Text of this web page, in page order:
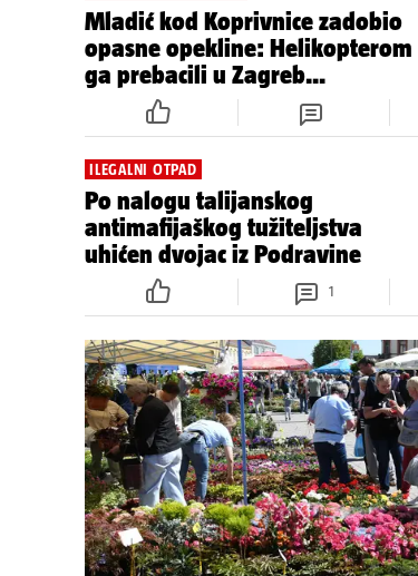
Mladić kod Koprivnice zadobio
opasne opekline: Helikopterom
ga prebacili u Zagreb...
ILEGALNI OTPAD
Po nalogu talijanskog
antimafijaškog tužiteljstva
uhićen dvojac iz Podravine
1